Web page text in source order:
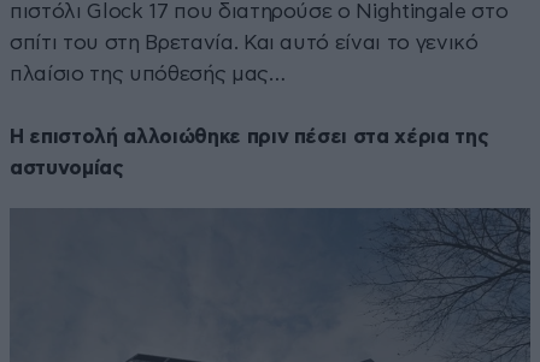
πιστόλι Glock 17 που διατηρούσε ο Nightingale στο
σπίτι του στη Βρετανία. Και αυτό είναι το γενικό
πλαίσιο της υπόθεσής μας…
Η επιστολή αλλοιώθηκε πριν πέσει στα χέρια της
αστυνομίας